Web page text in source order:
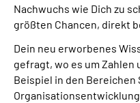
Nachwuchs wie Dich zu
größten Chancen, direkt
Dein neu erworbenes
gefragt, wo es um Zahlen
Beispiel in den Bereichen